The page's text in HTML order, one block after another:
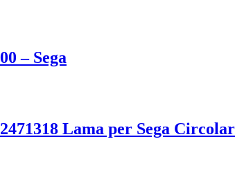
– Sega
Lama per Sega